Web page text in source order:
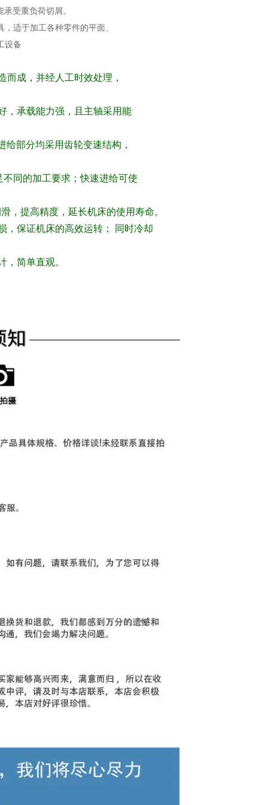
受重负荷切屑。
适于加工各种零件的平面、
设备
而成，并经人工时效处理，
，承载能力强，且主轴采用能
部分均采用齿轮变速结构，
同的加工要求；快速进给可使
，提高精度，延长机床的使用寿命。
，保证机床的高效运转； 同时冷却
，简单直观。